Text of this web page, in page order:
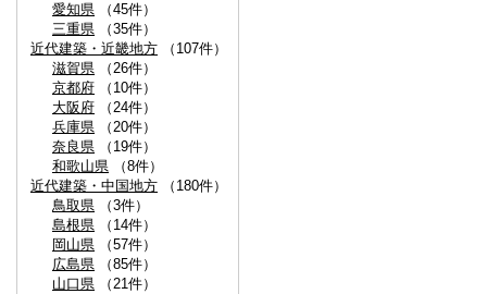
愛知県 （45件）
三重県 （35件）
近代建築・近畿地方 （107件）
滋賀県 （26件）
京都府 （10件）
大阪府 （24件）
兵庫県 （20件）
奈良県 （19件）
和歌山県 （8件）
近代建築・中国地方 （180件）
鳥取県 （3件）
島根県 （14件）
岡山県 （57件）
広島県 （85件）
山口県 （21件）